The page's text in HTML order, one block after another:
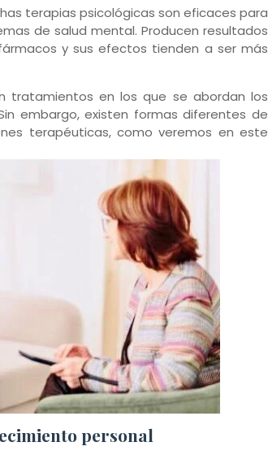
terapias psicológicas son eficaces para
de salud mental. Producen resultados
y sus efectos tienden a ser más
tratamientos en los que se abordan los
embargo, existen formas diferentes de
terapéuticas, como veremos en este
personal